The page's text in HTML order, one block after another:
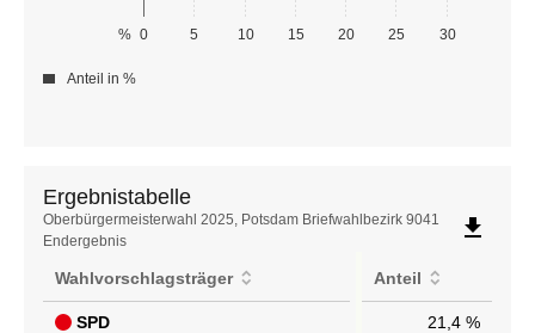
0 5 10 15 20 25 30
%
Anteil in %
Ergebnistabelle
Ergebnistabelle
Oberbürgermeisterwahl 2025, Potsdam Briefwahlbezirk 9041
Endergebnis
file_download
Wahlvorschlagsträger Anteil
SPD 21,4 %